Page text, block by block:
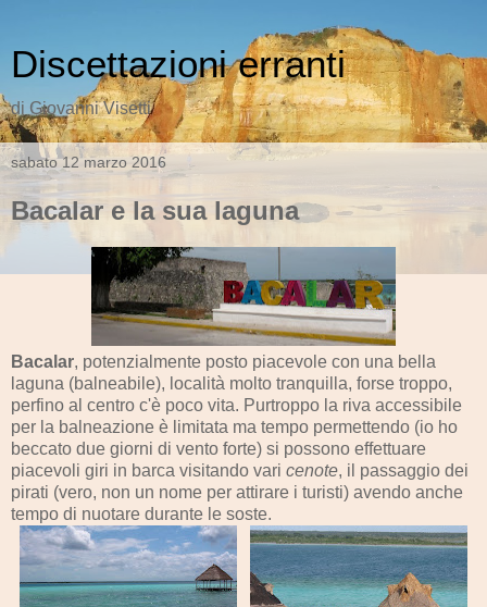
Discettazioni erranti
di Giovanni Visetti
sabato 12 marzo 2016
Bacalar e la sua laguna
Bacalar, potenzialmente posto piacevole con una bella
laguna (balneabile), località molto tranquilla, forse troppo,
perfino al centro c'è poco vita. Purtroppo la riva accessibile
per la balneazione è limitata ma tempo permettendo (io ho
beccato due giorni di vento forte) si possono effettuare
piacevoli giri in barca visitando vari cenote, il passaggio dei
pirati (vero, non un nome per attirare i turisti) avendo anche
tempo di nuotare durante le soste.